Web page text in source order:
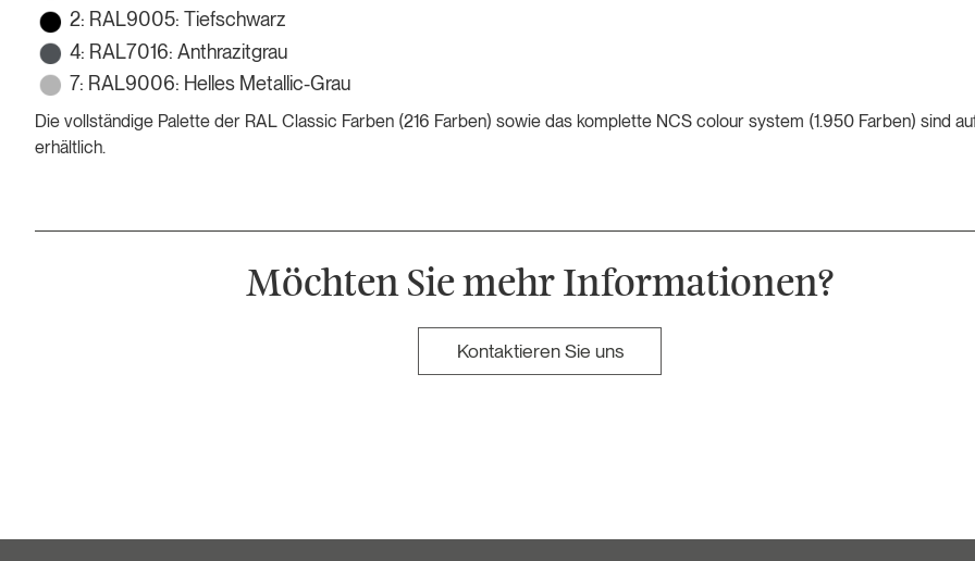
2: RAL9005: Tiefschwarz
4: RAL7016: Anthrazitgrau
7: RAL9006: Helles Metallic-Grau
Die vollständige Palette der RAL Classic Farben (216 Farben) sowie das komplette NCS colour system (1.950 Farben) sind
erhältlich.
Möchten Sie mehr Informationen?
Kontaktieren Sie uns